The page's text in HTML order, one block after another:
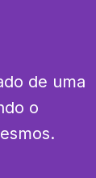
de uma
o